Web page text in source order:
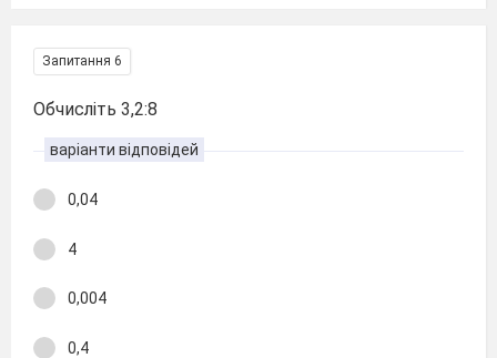
Запитання 6
Обчисліть 3,2:8
варіанти відповідей
0,04
4
0,004
0,4